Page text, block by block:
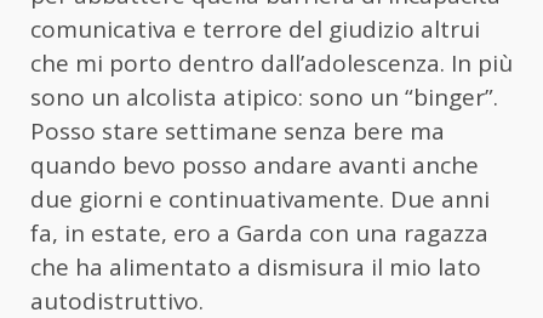
comunicativa e terrore del giudizio altrui
che mi porto dentro dall’adolescenza. In più
sono un alcolista atipico: sono un “binger”.
Posso stare settimane senza bere ma
quando bevo posso andare avanti anche
due giorni e continuativamente. Due anni
fa, in estate, ero a Garda con una ragazza
che ha alimentato a dismisura il mio lato
autodistruttivo.